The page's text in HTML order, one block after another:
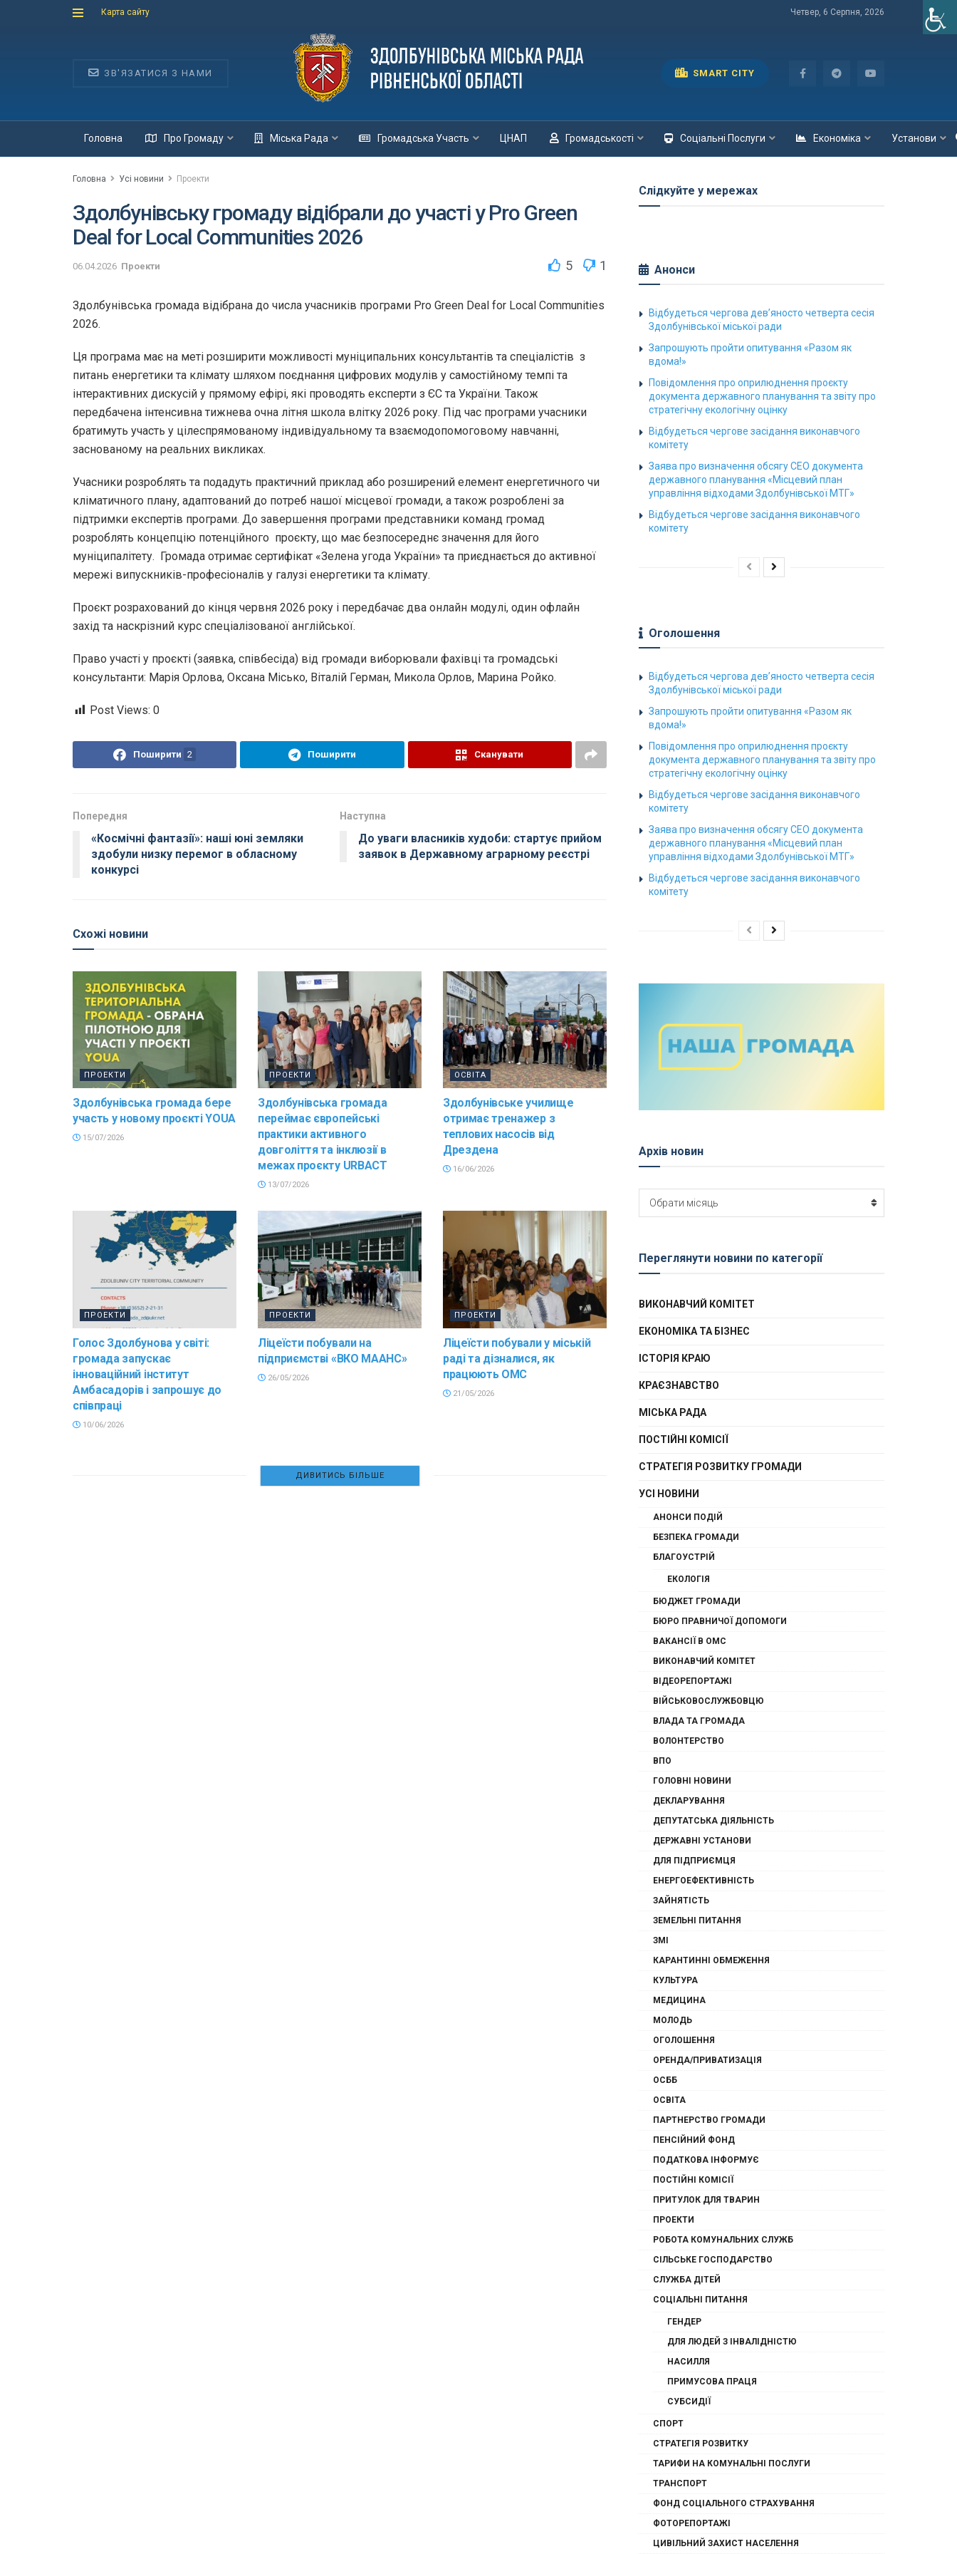
Карта сайту Четвер, 6 Серпня, 2026
ЗВ'ЯЗАТИСЯ З НАМИ SMART CITY
Головна Про Громаду Міська Рада Громадська Участь ЦНАП Громадськості Соціальні Послуги Економіка Установи
Головна Усі новини Проекти
Здолбунівську громаду відібрали до участі у Pro Green
Deal for Local Communities 2026
06.04.2026 Проекти 5 1
Здолбунівська громада відібрана до числа учасників програми Pro Green Deal for Local Communities
2026.
Ця програма має на меті розширити можливості муніципальних консультантів та спеціалістів з
питань енергетики та клімату шляхом поєднання цифрових модулів у самостійному темпі та
інтерактивних дискусій у прямому ефірі, які проводять експерти з ЄС та України. Також
передбачена інтенсивна тижнева очна літня школа влітку 2026 року. Під час програми учасники
братимуть участь у цілеспрямованому індивідуальному та взаємодопомоговому навчанні,
заснованому на реальних викликах.
Учасники розроблять та подадуть практичний приклад або розширений елемент енергетичного чи
кліматичного плану, адаптований до потреб нашої місцевої громади, а також розроблені за
підтримки експертів програми. До завершення програми представники команд громад
розроблять концепцію потенційного проєкту, що має безпосереднє значення для його
муніципалітету. Громада отримає сертифікат «Зелена угода України» та приєднається до активної
мережі випускників-професіоналів у галузі енергетики та клімату.
Проєкт розрахований до кінця червня 2026 року і передбачає два онлайн модулі, один офлайн
захід та наскрізний курс спеціалізованої англійської.
Право участі у проєкті (заявка, співбесіда) від громади виборювали фахівці та громадські
консультанти: Марія Орлова, Оксана Місько, Віталій Герман, Микола Орлов, Марина Ройко.
Post Views: 0
Поширити 2 Поширити Сканувати
Попередня
«Космічні фантазії»: наші юні земляки
здобули низку перемог в обласному
конкурсі
Наступна
До уваги власників худоби: стартує прийом
заявок в Державному аграрному реєстрі
Схожі новини
ПРОЕКТИ
Здолбунівська громада бере
участь у новому проєкті YOUA
15/07/2026
ПРОЕКТИ
Здолбунівська громада
переймає європейські
практики активного
довголіття та інклюзії в
межах проєкту URBACT
13/07/2026
ОСВІТА
Здолбунівське училище
отримає тренажер з
теплових насосів від
Дрездена
16/06/2026
ПРОЕКТИ
Голос Здолбунова у світі:
громада запускає
інноваційний інститут
Амбасадорів і запрошує до
співпраці
10/06/2026
ПРОЕКТИ
Ліцеїсти побували на
підприємстві «ВКО МААНС»
26/05/2026
ПРОЕКТИ
Ліцеїсти побували у міській
раді та дізналися, як
працюють ОМС
21/05/2026
ДИВИТИСЬ БІЛЬШЕ
Слідкуйте у мережах
Анонси
Відбудеться чергова дев’яносто четверта сесія
Здолбунівської міської ради
Запрошують пройти опитування «Разом як
вдома!»
Повідомлення про оприлюднення проєкту
документа державного планування та звіту про
стратегічну екологічну оцінку
Відбудеться чергове засідання виконавчого
комітету
Заява про визначення обсягу СЕО документа
державного планування «Місцевий план
управління відходами Здолбунівської МТГ»
Відбудеться чергове засідання виконавчого
комітету
Оголошення
Відбудеться чергова дев’яносто четверта сесія
Здолбунівської міської ради
Запрошують пройти опитування «Разом як
вдома!»
Повідомлення про оприлюднення проєкту
документа державного планування та звіту про
стратегічну екологічну оцінку
Відбудеться чергове засідання виконавчого
комітету
Заява про визначення обсягу СЕО документа
державного планування «Місцевий план
управління відходами Здолбунівської МТГ»
Відбудеться чергове засідання виконавчого
комітету
Архів новин
Архів
новин
Обрати місяць
Переглянути новини по категорії
ВИКОНАВЧИЙ КОМІТЕТ
ЕКОНОМІКА ТА БІЗНЕС
ІСТОРІЯ КРАЮ
КРАЄЗНАВСТВО
МІСЬКА РАДА
ПОСТІЙНІ КОМІСІЇ
СТРАТЕГІЯ РОЗВИТКУ ГРОМАДИ
УСІ НОВИНИ
АНОНСИ ПОДІЙ
БЕЗПЕКА ГРОМАДИ
БЛАГОУСТРІЙ
ЕКОЛОГІЯ
БЮДЖЕТ ГРОМАДИ
БЮРО ПРАВНИЧОЇ ДОПОМОГИ
ВАКАНСІЇ В ОМС
ВИКОНАВЧИЙ КОМІТЕТ
ВІДЕОРЕПОРТАЖІ
ВІЙСЬКОВОСЛУЖБОВЦЮ
ВЛАДА ТА ГРОМАДА
ВОЛОНТЕРСТВО
ВПО
ГОЛОВНІ НОВИНИ
ДЕКЛАРУВАННЯ
ДЕПУТАТСЬКА ДІЯЛЬНІСТЬ
ДЕРЖАВНІ УСТАНОВИ
ДЛЯ ПІДПРИЄМЦЯ
ЕНЕРГОЕФЕКТИВНІСТЬ
ЗАЙНЯТІСТЬ
ЗЕМЕЛЬНІ ПИТАННЯ
ЗМІ
КАРАНТИННІ ОБМЕЖЕННЯ
КУЛЬТУРА
МЕДИЦИНА
МОЛОДЬ
ОГОЛОШЕННЯ
ОРЕНДА/ПРИВАТИЗАЦІЯ
ОСББ
ОСВІТА
ПАРТНЕРСТВО ГРОМАДИ
ПЕНСІЙНИЙ ФОНД
ПОДАТКОВА ІНФОРМУЄ
ПОСТІЙНІ КОМІСІЇ
ПРИТУЛОК ДЛЯ ТВАРИН
ПРОЕКТИ
РОБОТА КОМУНАЛЬНИХ СЛУЖБ
СІЛЬСЬКЕ ГОСПОДАРСТВО
СЛУЖБА ДІТЕЙ
СОЦІАЛЬНІ ПИТАННЯ
ГЕНДЕР
ДЛЯ ЛЮДЕЙ З ІНВАЛІДНІСТЮ
НАСИЛЛЯ
ПРИМУСОВА ПРАЦЯ
СУБСИДІЇ
СПОРТ
СТРАТЕГІЯ РОЗВИТКУ
ТАРИФИ НА КОМУНАЛЬНІ ПОСЛУГИ
ТРАНСПОРТ
ФОНД СОЦІАЛЬНОГО СТРАХУВАННЯ
ФОТОРЕПОРТАЖІ
ЦИВІЛЬНИЙ ЗАХИСТ НАСЕЛЕННЯ